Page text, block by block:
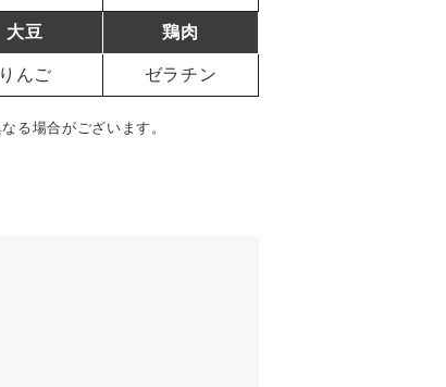
大豆 鶏肉
りんご ゼラチン
る場合がございます。